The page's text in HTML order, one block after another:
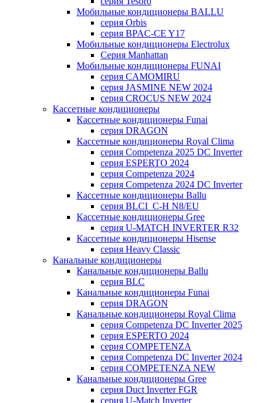
Мобильные кондиционеры BALLU
серия Orbis
серия BPAC-CE Y17
Мобильные кондиционеры Electrolux
Cерия Manhattan
Мобильные кондиционеры FUNAI
серия CAMOMIRU
серия JASMINE NEW 2024
серия CROCUS NEW 2024
Кассетные кондиционеры
Кассетные кондиционеры Funai
серия DRAGON
Кассетные кондиционеры Royal Clima
серия Competenza 2025 DC Inverter
серия ESPERTO 2024
серия Competenza 2024
серия Competenza 2024 DC Inverter
Кассетные кондиционеры Ballu
серия BLCI_C-H N8/EU
Кассетные кондиционеры Gree
серия U-MATCH INVERTER R32
Кассетные кондиционеры Hisense
серия Heavy Classic
Канальные кондиционеры
Канальные кондиционеры Ballu
серия BLC
Канальные кондиционеры Funai
серия DRAGON
Канальные кондиционеры Royal Clima
серия Competenza DC Inverter 2025
серия ESPERTO 2024
серия COMPETENZA
серия Competenza DC Inverter 2024
серия COMPETENZA NEW
Канальные кондиционеры Gree
серия Duct Inverter FGR
серия U-Match Inverter